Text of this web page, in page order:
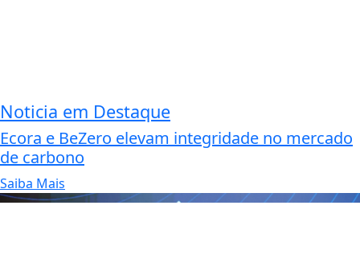
Noticia em Destaque
Ecora e BeZero elevam integridade no mercado
de carbono
Saiba Mais